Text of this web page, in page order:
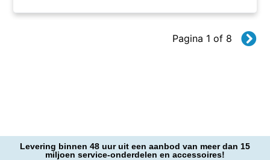
Pagina 1 of 8
Levering binnen 48 uur uit een aanbod van meer dan 15
miljoen service-onderdelen en accessoires!